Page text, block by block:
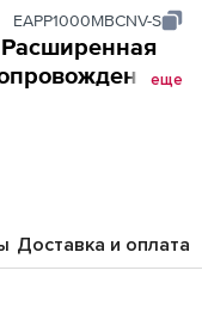
EAPP1000MBCNV-S
(1000
на новую
еще
Доставка и оплата